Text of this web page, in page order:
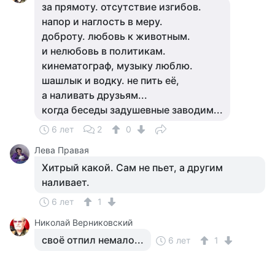
за прямоту. отсутствие изгибов.
напор и наглость в меру.
доброту. любовь к животным.
и нелюбовь в политикам.
кинематограф, музыку люблю.
шашлык и водку. не пить её,
а наливать друзьям...
когда беседы задушевные заводим...
6 лет 2
0
Лева Правая
Хитрый какой. Сам не пьет, а другим
наливает.
6 лет
1
Николай Верниковский
своё отпил немало... 6 лет 1